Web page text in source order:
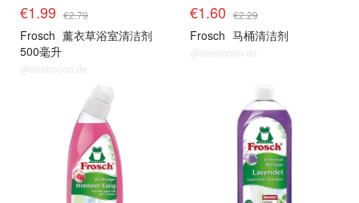
€1.99 €2.79
Frosch 薰衣草浴室清洁剂
500毫升
@dealmoon.de
€1.60 €2.29
Frosch 马桶清洁剂
@dealmoon.de